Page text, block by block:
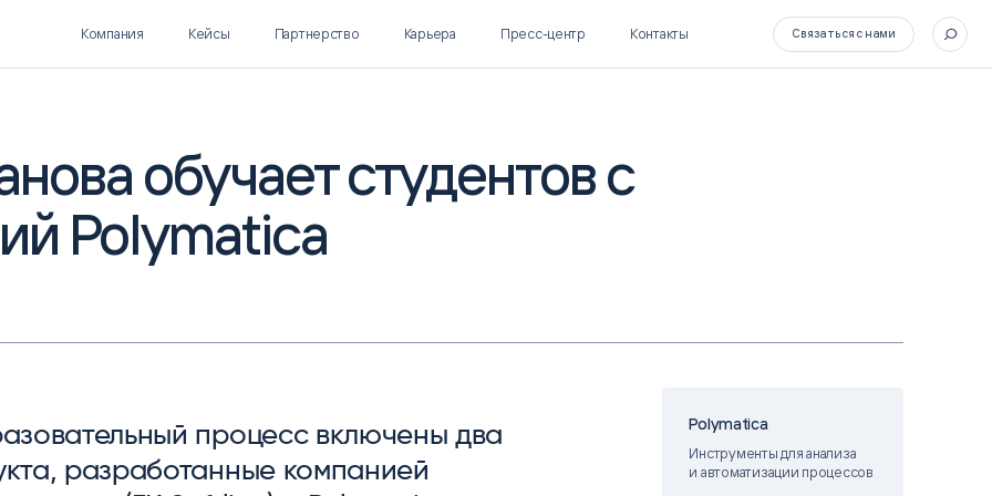
Polymatica EPM
ПЛАНИРОВАНИЕ И
БЮДЖЕТИРОВАНИЕ
SL Soft AI
AI ДЛЯ ГИПЕРАВТОМАТИЗАЦИИ
Компания Кейсы Партнерство Карьера Пресс-центр Контакты Связаться с нами
обучает студентов с
Polymatica
процесс включены два
разработанные компанией
Polymatica
Инструменты для анализа
и автоматизации процессов